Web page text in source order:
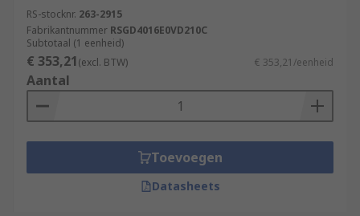
RS-stocknr. 263-2915
Fabrikantnummer RSGD4016E0VD210C
Subtotaal (1 eenheid)
€ 353,21(excl. BTW) € 353,21/eenheid
Aantal
Toevoegen
Datasheets